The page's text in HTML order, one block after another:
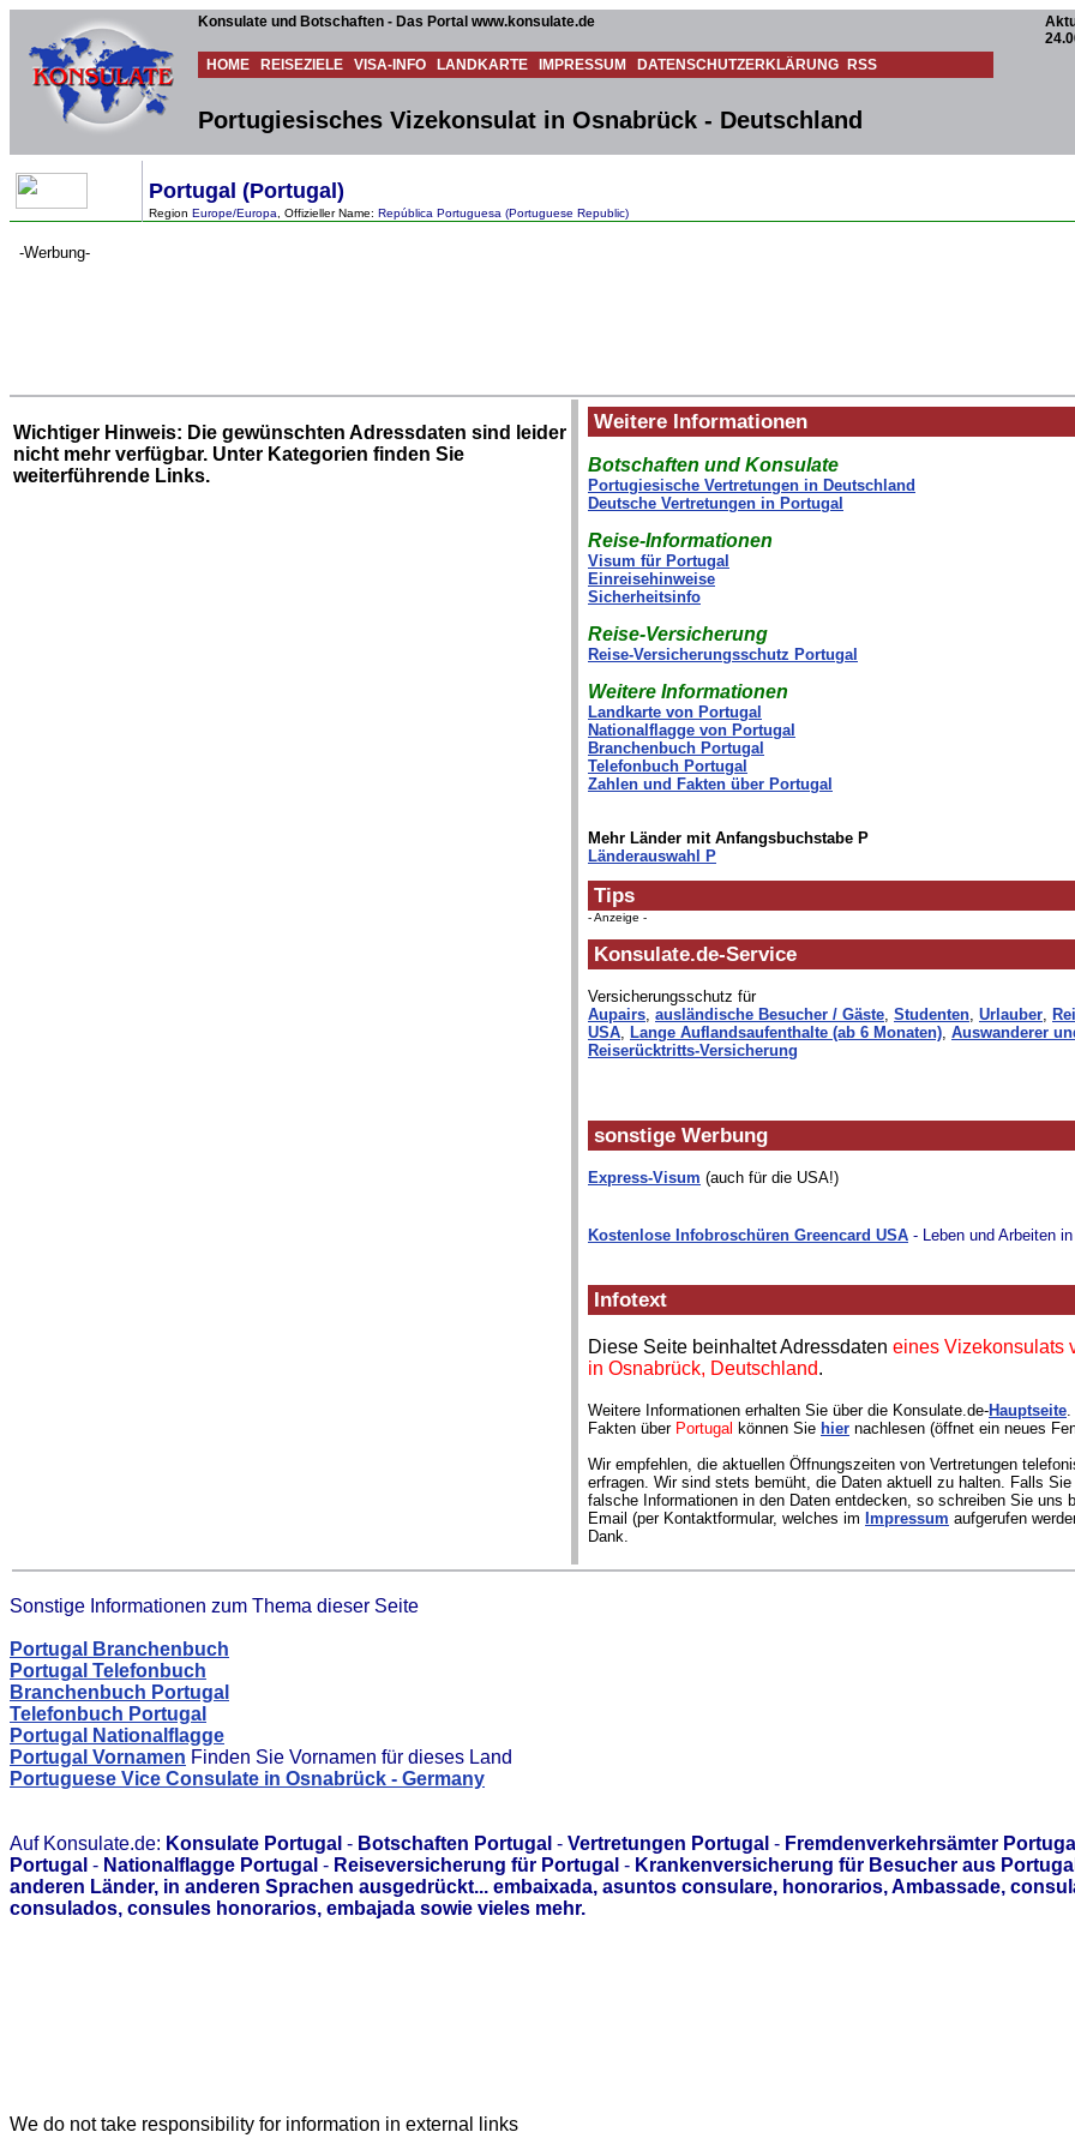
Konsulate und Botschaften - Das Portal www.konsulate.de
HOME REISEZIELE VISA-INFO LANDKARTE IMPRESSUM DATENSCHUTZERKLÄRUNG RSS
Portugiesisches Vizekonsulat in Osnabrück - Deutschland
Portugal (Portugal)
Region Europe/Europa , Offizieller Name: República Portuguesa (Portuguese Republic)
-Werbung-
Wichtiger Hinweis: Die gewünschten Adressdaten sind leider
nicht mehr verfügbar. Unter Kategorien finden Sie
weiterführende Links.
Weitere Informationen
Botschaften und Konsulate
Portugiesische Vertretungen in Deutschland
Deutsche Vertretungen in Portugal
Reise-Informationen
Visum für Portugal
Einreisehinweise
Sicherheitsinfo
Reise-Versicherung
Reise-Versicherungsschutz Portugal
Weitere Informationen
Landkarte von Portugal
Nationalflagge von Portugal
Branchenbuch Portugal
Telefonbuch Portugal
Zahlen und Fakten über Portugal
Mehr Länder mit Anfangsbuchstabe P
Länderauswahl P
Tips
- Anzeige -
Konsulate.de-Service
Versicherungsschutz für
Aupairs, ausländische Besucher / Gäste, Studenten, Urlauber,
USA, Lange Auflandsaufenthalte (ab 6 Monaten), Auswanderer
Reiserücktritts-Versicherung
sonstige Werbung
Express-Visum (auch für die USA!)
Kostenlose Infobroschüren Greencard USA - Leben und Arbeiten
Infotext
Diese Seite beinhaltet Adressdaten eines Vizekonsulats
in Osnabrück, Deutschland.
Weitere Informationen erhalten Sie über die Konsulate.de-Hauptseite.
Fakten über Portugal können Sie hier nachlesen (öffnet ein neues
Wir empfehlen, die aktuellen Öffnungszeiten von Vertretungen
erfragen. Wir sind stets bemüht, die Daten aktuell zu halten. Falls Sie
falsche Informationen in den Daten entdecken, so schreiben Sie uns
Email (per Kontaktformular, welches im Impressum aufgerufen
Dank.
Sonstige Informationen zum Thema dieser Seite
Portugal Branchenbuch
Portugal Telefonbuch
Branchenbuch Portugal
Telefonbuch Portugal
Portugal Nationalflagge
Portugal Vornamen Finden Sie Vornamen für dieses Land
Portuguese Vice Consulate in Osnabrück - Germany
Auf Konsulate.de: Konsulate Portugal - Botschaften Portugal - Vertretungen Portugal - Fremdenverkehrsämter Portugal
Portugal - Nationalflagge Portugal - Reiseversicherung für Portugal - Krankenversicherung für Besucher aus
anderen Länder, in anderen Sprachen ausgedrückt... embaixada, asuntos consulare, honorarios, Ambassade,
consulados, consules honorarios, embajada sowie vieles mehr.
We do not take responsibility for information in external links